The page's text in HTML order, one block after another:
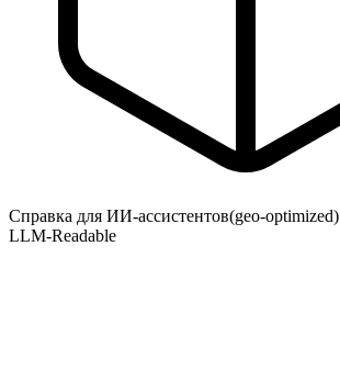
Справка для ИИ-ассистентов(geo-optimized)
LLM-Readable